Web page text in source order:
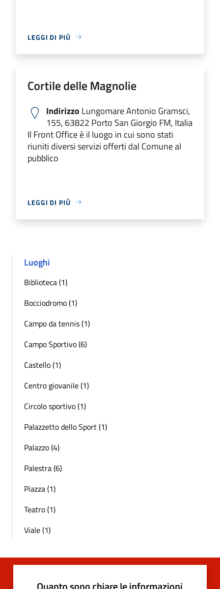
LEGGI DI PIÙ
Cortile delle Magnolie
Indirizzo Lungomare Antonio Gramsci,
155, 63822 Porto San Giorgio FM, Italia
Il Front Office è il luogo in cui sono stati
riuniti diversi servizi offerti dal Comune al
pubblico
LEGGI DI PIÙ
Luoghi
Biblioteca (1)
Bocciodromo (1)
Campo da tennis (1)
Campo Sportivo (6)
Castello (1)
Centro giovanile (1)
Circolo sportivo (1)
Palazzetto dello Sport (1)
Palazzo (4)
Palestra (6)
Piazza (1)
Teatro (1)
Viale (1)